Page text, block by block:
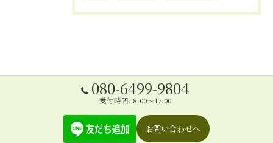
080-6499-9804
受付時間: 8:00～17:00
お問い合わせへ